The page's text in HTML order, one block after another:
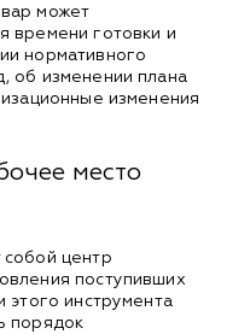
может
времени готовки и
нормативного
об изменении плана
изменения
место
собой центр
поступивших
этого инструмента
порядок